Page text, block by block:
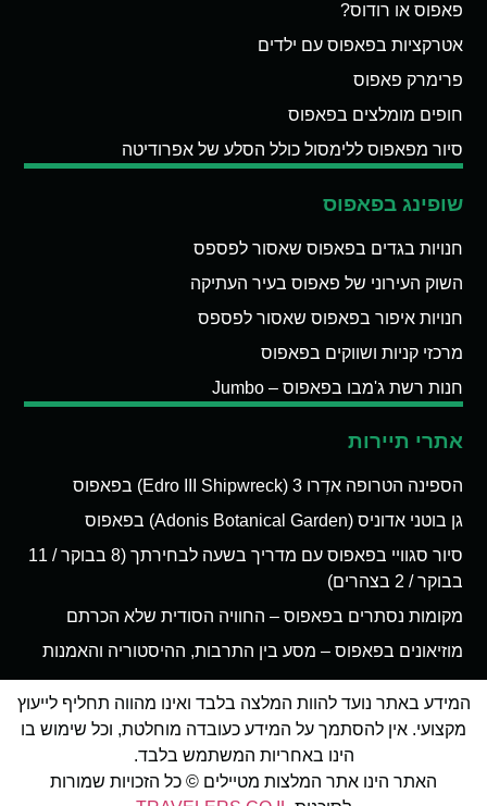
פאפוס או רודוס?
אטרקציות בפאפוס עם ילדים
פרימרק פאפוס
חופים מומלצים בפאפוס
סיור מפאפוס ללימסול כולל הסלע של אפרודיטה
שופינג בפאפוס
חנויות בגדים בפאפוס שאסור לפספס
השוק העירוני של פאפוס בעיר העתיקה
חנויות איפור בפאפוס שאסור לפספס
מרכזי קניות ושווקים בפאפוס
חנות רשת ג'מבו בפאפוס – Jumbo
אתרי תיירות
הספינה הטרופה אדְרו 3 (Edro III Shipwreck) בפאפוס
גן בוטני אדוניס (Adonis Botanical Garden) בפאפוס
סיור סגוויי בפאפוס עם מדריך בשעה לבחירתך (8 בבוקר / 11
בבוקר / 2 בצהרים)
מקומות נסתרים בפאפוס – החוויה הסודית שלא הכרתם
מוזיאונים בפאפוס – מסע בין התרבות, ההיסטוריה והאמנות
המידע באתר נועד להוות המלצה בלבד ואינו מהווה תחליף לייעוץ
מקצועי. אין להסתמך על המידע כעובדה מוחלטת, וכל שימוש בו
הינו באחריות המשתמש בלבד.
האתר הינו אתר המלצות מטיילים © כל הזכויות שמורות